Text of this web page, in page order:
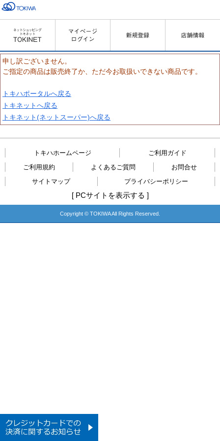
申し訳ございません。
ご指定の商品は販売終了か、ただ今お取扱いできない商品です。
トキハポータルへ戻る
トキネットへ戻る
トキネット(ネットスーパー)へ戻る
トキハホームページ
ご利用ガイド
ご利用規約
よくあるご質問
お問合せ
サイトマップ
プライバシーポリシー
[ PCサイトを表示する ]
Copyright © TOKIWA All Rights Reserved.